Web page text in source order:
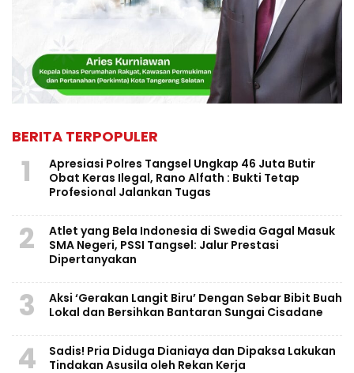
BERITA TERPOPULER
1
Apresiasi Polres Tangsel Ungkap 46 Juta Butir
Obat Keras Ilegal, Rano Alfath : Bukti Tetap
Profesional Jalankan Tugas
2
Atlet yang Bela Indonesia di Swedia Gagal Masuk
SMA Negeri, PSSI Tangsel: Jalur Prestasi
Dipertanyakan
3
Aksi ‘Gerakan Langit Biru’ Dengan Sebar Bibit Buah
Lokal dan Bersihkan Bantaran Sungai Cisadane
4
Sadis! Pria Diduga Dianiaya dan Dipaksa Lakukan
Tindakan Asusila oleh Rekan Kerja